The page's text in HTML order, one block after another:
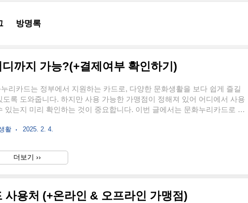
방명록
까지 가능?(+결제여부 확인하기)
리카드는 정부에서 지원하는 카드로, 다양한 문화생활을 보다 쉽게 즐길
도록 도와줍니다. 하지만 사용 가능한 가맹점이 정해져 있어 어디에서 사용
있는지 미리 확인하는 것이 중요합니다. 이번 글에서는 문화누리카드로 이
지 상세히 정리해 보겠습니다.1. 문화누리카드로 영화관 이용 가능할까?문
수 있습니다. 이용 방법 및 할인 혜택을 자세히 살펴보겠습니다.✅ CGV문
카드 이용 시 1인당 2,500원 할인 (동반 1인 포함)4DX, IMAX 등 특수관 일
활 2025. 2. 4.
더보기 ››
사용처 (+온라인 & 오프라인 가맹점)